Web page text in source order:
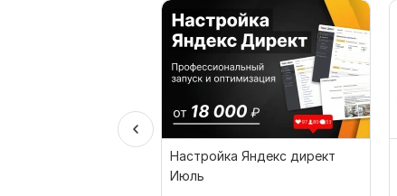
Настройка Яндекс директ
Июль